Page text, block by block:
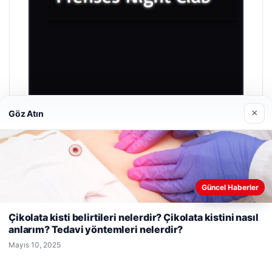
Prenses Night Club
Nisan 29, 2026
© 2026 Haber Adım
Web sitemizi nasıl kullandığınızı daha iyi anlayabilmek,
kullanıyoruz.Çerez Politikamız
Kabul Et
Göz Atın ×
Güncel Haberler
Çikolata kisti belirtileri nelerdir? Çikolata kistini nasıl
anlarım? Tedavi yöntemleri nelerdir?
Mayıs 10, 2025